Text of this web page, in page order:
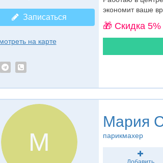
Записаться
на карте
экономит ваше
🎁 Cкидка
М
Мария
парикмахер